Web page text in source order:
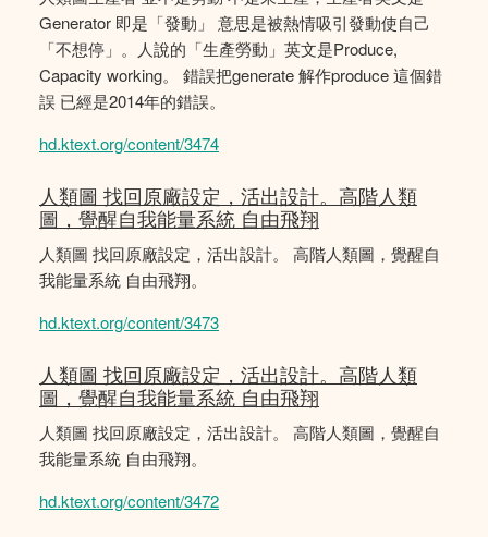
Generator 即是「發動」 意思是被熱情吸引發動使自己
「不想停」。人說的「生產勞動」英文是Produce,
Capacity working。 錯誤把generate 解作produce 這個錯
誤 已經是2014年的錯誤。
hd.ktext.org/content/3474
人類圖 找回原廠設定，活出設計。高階人類
圖，覺醒自我能量系統 自由飛翔
人類圖 找回原廠設定，活出設計。 高階人類圖，覺醒自
我能量系統 自由飛翔。
hd.ktext.org/content/3473
人類圖 找回原廠設定，活出設計。高階人類
圖，覺醒自我能量系統 自由飛翔
人類圖 找回原廠設定，活出設計。 高階人類圖，覺醒自
我能量系統 自由飛翔。
hd.ktext.org/content/3472